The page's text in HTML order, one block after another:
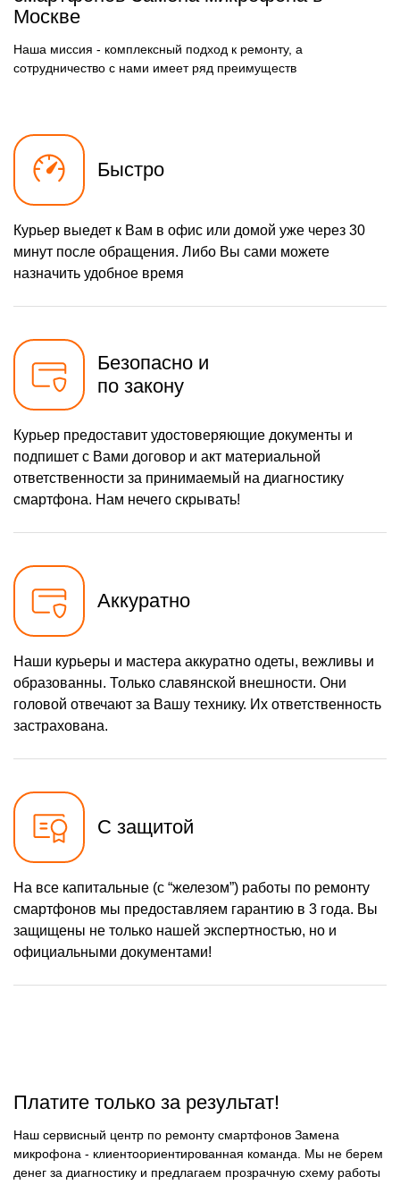
Замена разъёма
наушников (гарнитуры)
490 р
Замена разъема зарядки
(питания)
490 р
Замена разъема SIM
Замена полифонического
динамика
Замена передней камеры
490 р
Заказать
Чистка динамика,
микрофонов от пыли (с
1790 р
Москве
Наша миссия - комплексный подход к ремонту, а
сотрудничество с нами имеет ряд преимуществ
Быстро
Курьер выедет к Вам в офис или домой уже через 30
минут после обращения. Либо Вы сами можете
назначить удобное время
Безопасно и
по закону
Курьер предоставит удостоверяющие документы и
подпишет с Вами договор и акт материальной
ответственности за принимаемый на диагностику
смартфона. Нам нечего скрывать!
Аккуратно
Наши курьеры и мастера аккуратно одеты, вежливы и
образованны. Только славянской внешности. Они
головой отвечают за Вашу технику. Их ответственность
застрахована.
С защитой
На все капитальные (с “железом”) работы по ремонту
смартфонов мы предоставляем гарантию в 3 года. Вы
защищены не только нашей экспертностью, но и
официальными документами!
Платите только за результат!
Наш сервисный центр по ремонту смартфонов Замена
микрофона - клиентоориентированная команда. Мы не берем
денег за диагностику и предлагаем прозрачную схему работы